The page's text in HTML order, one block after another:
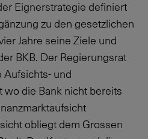
Eignerstrategie definiert
zu den gesetzlichen
Jahre seine Ziele und
BKB. Der Regierungsrat
Aufsichts- und
die Bank nicht bereits
obliegt dem Grossen